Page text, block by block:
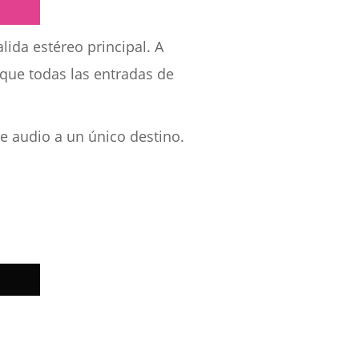
estéreo principal. A
todas las entradas de
audio a un único destino.